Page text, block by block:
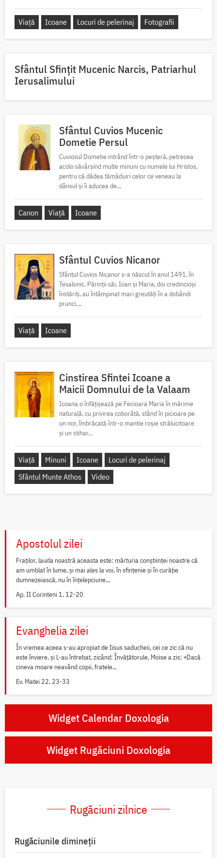
Viață Icoane Locuri de pelerinaj Fotografii
Sfântul Sfinţit Mucenic Narcis, Patriarhul
Ierusalimului
Sfântul Cuvios Mucenic
Dometie Persul
Cuviosul Dometie intrând într-o peșteră, petrecea
acolo săvârșind multe minuni cu numele lui Hristos,
pentru că dădea tămăduiri celor ce veneau la
dânsul și îi aducea de...
Canon Viață Icoane
Sfântul Cuvios Nicanor
Sfântul Cuvios Nicanor s-a născut în anul 1491, în
Tesalonic. Părinții săi, Ioan și Maria, doi credincioși
înstăriți, au întâmpinat mari greutăți în a dobândi
prunci....
Viață Icoane
Cinstirea Sfintei Icoane a
Maicii Domnului de la Valaam
Icoana o înfățișează pe Fecioara Maria în mărime
naturală, cu privirea coborâtă, stând în picioare pe
un nor, îmbrăcată într-o mantie roșie strălucitoare
și un stihar...
Viață Minuni Icoane
Locuri de pelerinaj
Sfântul Munte Athos
Video
Apostolul zilei
Fraților, lauda noastră aceasta este: mărturia conștiinței noastre că
am umblat în lume, și mai ales la voi, în sfințenie și în curăție
dumnezeiască, nu în înțelepciune...
Ap. II Corinteni 1, 12-20
Evanghelia zilei
În vremea aceea s-au apropiat de Iisus saducheii, cei ce zic că nu
este înviere, și L-au întrebat, zicând: Învățătorule, Moise a zis: «Dacă
cineva moare neavând copii, fratele...
Ev. Matei 22, 23-33
Widget Calendar Doxologia
Widget Rugăciuni Doxologia
Rugăciuni zilnice
Rugăciunile dimineții